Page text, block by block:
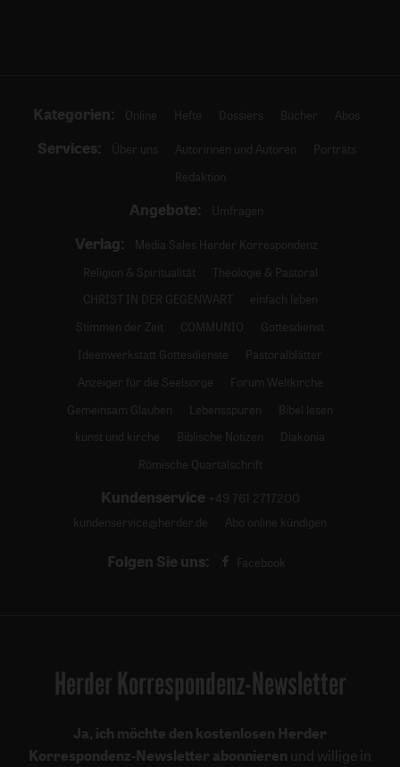
Kategorien: Online Hefte Dossiers Bücher Abos
Services: Über uns Autorinnen und Autoren
Porträts
Redaktion
Angebote: Umfragen
Verlag:
Media Sales Herder Korrespondenz
Religion & Spiritualität
Theologie & Pastoral
CHRIST IN DER GEGENWART
einfach leben
Stimmen der Zeit
COMMUNIO
Gottesdienst
Ideenwerkstatt Gottesdienste
Pastoralblätter
Anzeiger für die Seelsorge
Forum Weltkirche
Gemeinsam Glauben
Lebensspuren
Bibel lesen
kunst und kirche
Biblische Notizen
Diakonia
Römische Quartalschrift
Kundenservice +49 761 2717200
kundenservice@herder.de
Abo online kündigen
Folgen Sie uns: Facebook
Herder Korrespondenz-Newsletter
Ja, ich möchte den kostenlosen Herder
Korrespondenz-Newsletter abonnieren und willige in